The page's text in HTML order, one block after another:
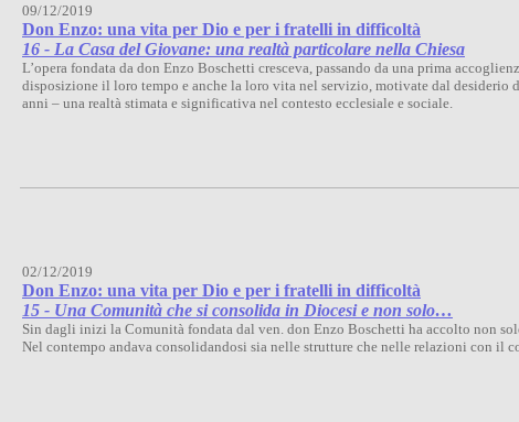
09/12/2019
Don Enzo: una vita per Dio e per i fratelli in difficoltà
16 - La Casa del Giovane: una realtà particolare nella Chiesa
L’opera fondata da don Enzo Boschetti cresceva, passando da una prima
disposizione il loro tempo e anche la loro vita nel servizio, motivate dal
anni – una realtà stimata e significativa nel contesto ecclesiale e sociale.
02/12/2019
Don Enzo: una vita per Dio e per i fratelli in difficoltà
15 - Una Comunità che si consolida in Diocesi e non solo…
Sin dagli inizi la Comunità fondata dal ven. don Enzo Boschetti ha accolto non
Nel contempo andava consolidandosi sia nelle strutture che nelle relazioni con il